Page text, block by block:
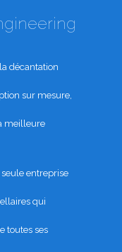
décantation
sur mesure,
meilleure
entreprise
qui
toutes ses